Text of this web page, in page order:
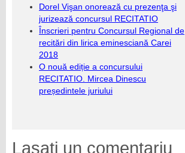
Dorel Vişan onorează cu prezenţa şi
jurizează concursul RECITATIO
Înscrieri pentru Concursul Regional de
recitări din lirica eminesciană Carei
2018
O nouă ediție a concursului
RECITATIO. Mircea Dinescu
președintele juriului
Lasati un comentariu